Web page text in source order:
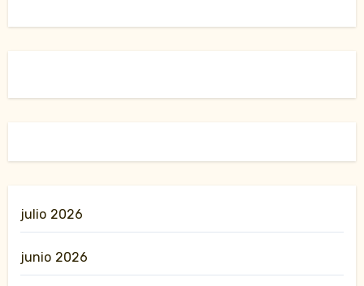
julio 2026
junio 2026